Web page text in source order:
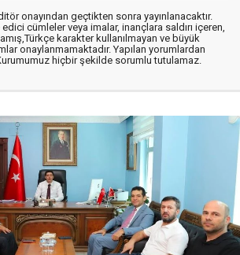
onayından geçtikten sonra yayınlanacaktır.
cümleler veya imalar, inançlara saldırı içeren,
karakter kullanılmayan ve büyük
onaylanmamaktadır. Yapılan yorumlardan
hiçbir şekilde sorumlu tutulamaz.